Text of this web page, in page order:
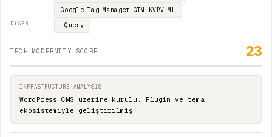
Google Tag Manager GTM-KVBVLML
DIĞER jQuery
TECH MODERNITY SCORE 23
INFRASTRUCTURE ANALYSIS
WordPress CMS üzerine kurulu. Plugin ve tema
ekosistemiyle geliştirilmiş.